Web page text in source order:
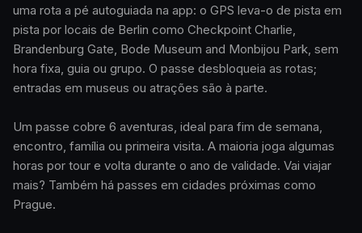
uma rota a pé autoguiada na app: o GPS leva-o de pista em
pista por locais de Berlin como Checkpoint Charlie,
Brandenburg Gate, Bode Museum and Monbijou Park, sem
hora fixa, guia ou grupo. O passe desbloqueia as rotas;
entradas em museus ou atrações são à parte.
Um passe cobre 6 aventuras, ideal para fim de semana,
encontro, família ou primeira visita. A maioria joga algumas
horas por tour e volta durante o ano de validade. Vai viajar
mais? Também há passes em cidades próximas como
Prague.